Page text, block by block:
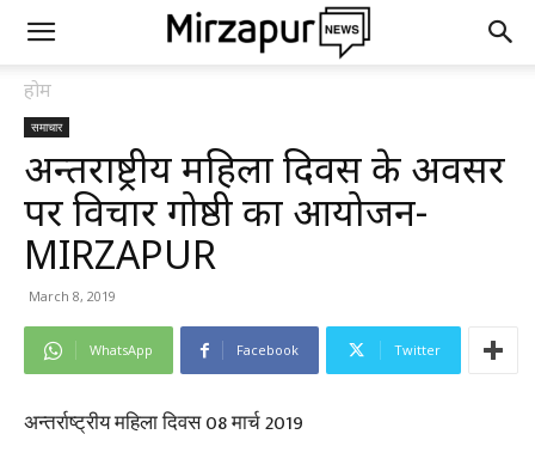
होम
समाचार
अन्तर्राष्ट्रीय महिला दिवस के अवसर
पर विचार गोष्ठी का आयोजन-
MIRZAPUR
March 8, 2019
WhatsApp Facebook Twitter
अन्तर्राष्ट्रीय महिला दिवस 08 मार्च 2019